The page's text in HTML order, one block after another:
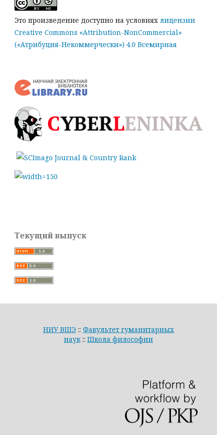
Это произведение доступно на условиях лицензии
Creative Commons «Attribution-NonCommercial»
(«Атрибуция-Некоммерчески») 4.0 Всемирная
Текущий выпуск
НИУ ВШЭ :: Факультет гуманитарных
наук:: Школа философии